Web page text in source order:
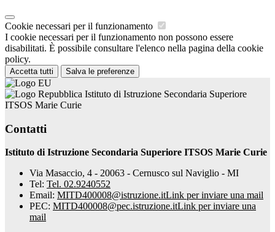
Cookie necessari per il funzionamento
I cookie necessari per il funzionamento non possono essere
disabilitati. È possibile consultare l'elenco nella pagina della cookie
policy.
Accetta tutti Salva le preferenze
Istituto di Istruzione Secondaria Superiore
ITSOS Marie Curie
Contatti
Istituto di Istruzione Secondaria Superiore ITSOS Marie Curie
Via Masaccio, 4 - 20063 - Cernusco sul Naviglio - MI
Tel: Tel. 02.9240552
Email: MITD400008@istruzione.itLink per inviare una mail
PEC: MITD400008@pec.istruzione.itLink per inviare una
mail